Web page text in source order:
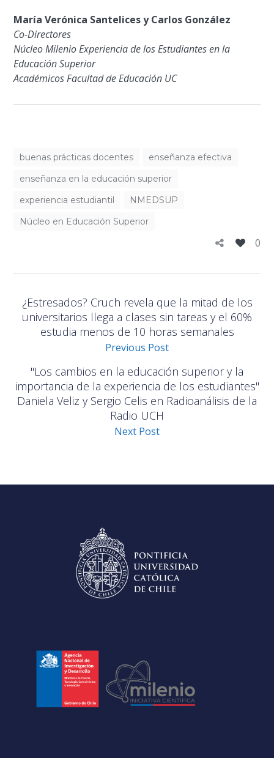
María Verónica Santelices y Carlos González
Co-Directores
Núcleo Milenio Experiencia de los Estudiantes en la
Educación Superior
Académicos Facultad de Educación UC
buenas prácticas docentes
enseñanza efectiva
enseñanza en la educación superior
experiencia estudiantil
NMEDSUP
Núcleo en Educación Superior
0
¿Estresados? Cruch revela que la mitad de los
universitarios llega a clases sin tareas y el 60%
estudia menos de 10 horas semanales
Previous Post
"Los cambios en la educación superior y la
importancia de la experiencia de los estudiantes"
Daniela Veliz y Sergio Celis en Radioanálisis de la
Radio UCH
Next Post